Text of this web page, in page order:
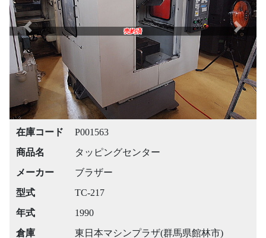
売約済
Previous Next
在庫コード
P001563
商品名
タッピングセンター
メーカー
ブラザー
型式
TC-217
年式
1990
倉庫
東日本マシンプラザ(群馬県館林市)